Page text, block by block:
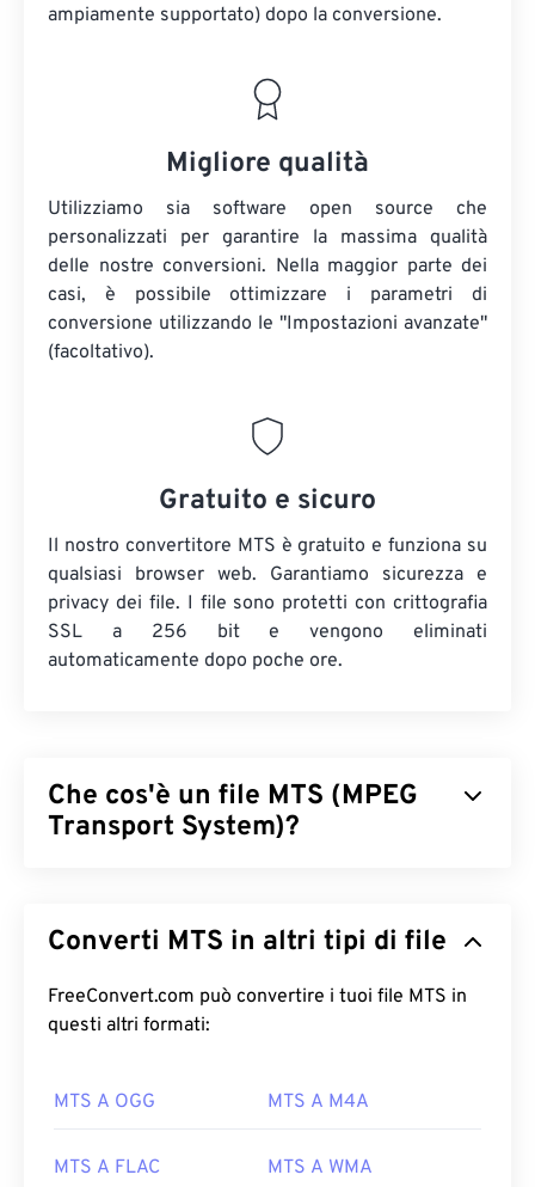
ampiamente supportato) dopo la conversione.
Migliore qualità
Utilizziamo sia software open source che
personalizzati per garantire la massima qualità
delle nostre conversioni. Nella maggior parte dei
casi, è possibile ottimizzare i parametri di
conversione utilizzando le "Impostazioni avanzate"
(facoltativo).
Gratuito e sicuro
Il nostro convertitore MTS è gratuito e funziona su
qualsiasi browser web. Garantiamo sicurezza e
privacy dei file. I file sono protetti con crittografia
SSL a 256 bit e vengono eliminati
automaticamente dopo poche ore.
Che cos'è un file MTS (MPEG
Transport System)?
durante l'acquisizione di video e audio.Sony e
,JVCe altre videocamere creano file MTS. Questo
tipo di file è compatibile anche con
Converti MTS in altri tipi di file
FreeConvert.com può convertire i tuoi file MTS in
questi altri formati:
MTS A OGG MTS A M4A
MTS A FLAC MTS A WMA